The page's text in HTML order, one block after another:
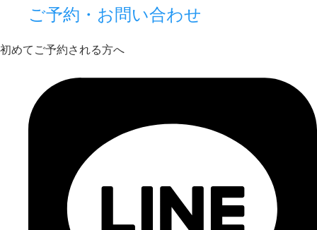
ご予約・お問い合わせ
初めてご予約される方へ